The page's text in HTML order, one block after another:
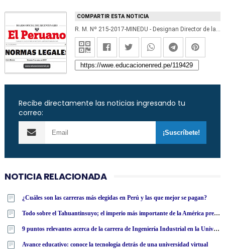
COMPARTIR ESTA NOTICIA
R. M. Nº 215-2017-MINEDU - Designan Director de la Dirección de Saneamiento Físico Legal y Registro Inmobiliario de la Dirección General de Infraestructura Educativa (David Miguel Dumet Delfin) www.minedu.gob.pe
Recibe directamente las noticias ingresando tu
correo:
NOTICIA RELACIONADA
¿Cuáles son las carreras más elegidas en Perú y las que mejor se pagan?
Todo sobre el Tahuantinsuyo; el imperio más importante de la América precolombina
9 puntos relevantes acerca de la carrera de Ingeniería Industrial en la Universidad Tecnológica Latinoamericana en línea
Avance educativo: conoce la tecnología detrás de una universidad virtual